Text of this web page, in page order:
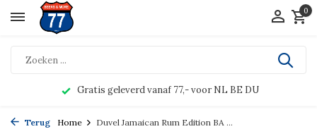
0
Gratis geleverd vanaf 77,- voor NL BE DU
Terug Home Duvel Jamaican Rum Edition BA ...